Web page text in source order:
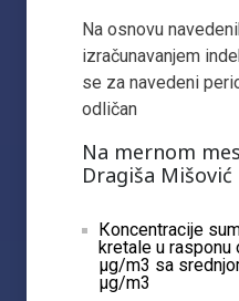
Na osnovu
izračunavanjem
se za navedeni
odličan
Na mernom
Dragiša Mišović
Кoncentracije
kretale u
µg/m3 sa
µg/m3